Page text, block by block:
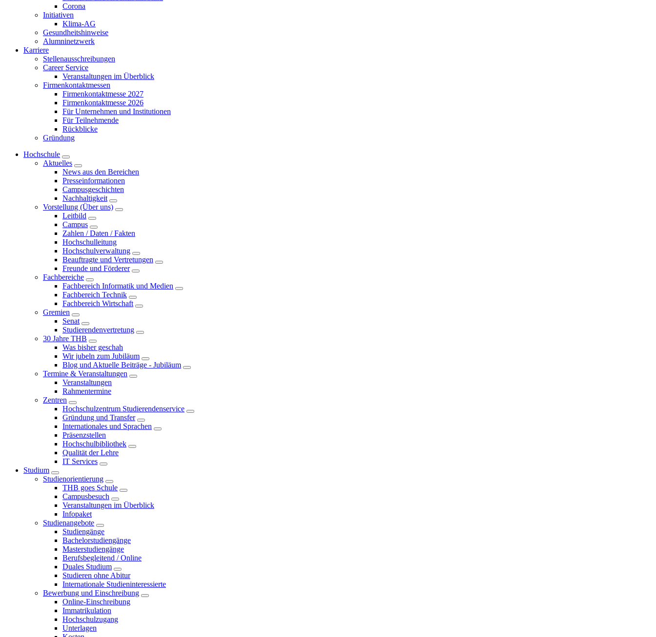
Corona
Initiativen
Klima-AG
Gesundheitshinweise
Alumninetzwerk
Karriere
Stellenausschreibungen
Career Service
Veranstaltungen im Überblick
Firmenkontaktmessen
Firmenkontaktmesse 2027
Firmenkontaktmesse 2026
Für Unternehmen und Institutionen
Für Teilnehmende
Rückblicke
Gründung
Hochschule
Aktuelles
News aus den Bereichen
Presseinformationen
Campusgeschichten
Nachhaltigkeit
Vorstellung (Über uns)
Leitbild
Campus
Zahlen / Daten / Fakten
Hochschulleitung
Hochschulverwaltung
Beauftragte und Vertretungen
Freunde und Förderer
Fachbereiche
Fachbereich Informatik und Medien
Fachbereich Technik
Fachbereich Wirtschaft
Gremien
Senat
Studierendenvertretung
30 Jahre THB
Was bisher geschah
Wir jubeln zum Jubiläum
Blog und Aktuelle Beiträge - Jubiläum
Termine & Veranstaltungen
Veranstaltungen
Rahmentermine
Zentren
Hochschulzentrum Studierendenservice
Gründung und Transfer
Internationales und Sprachen
Präsenzstellen
Hochschulbibliothek
Qualität der Lehre
IT Services
Studium
Studienorientierung
THB goes Schule
Campusbesuch
Veranstaltungen im Überblick
Infopaket
Studienangebote
Studiengänge
Bachelorstudiengänge
Masterstudiengänge
Berufsbegleitend / Online
Duales Studium
Studieren ohne Abitur
Internationale Studieninteressierte
Bewerbung und Einschreibung
Online-Einschreibung
Immatrikulation
Hochschulzugang
Unterlagen